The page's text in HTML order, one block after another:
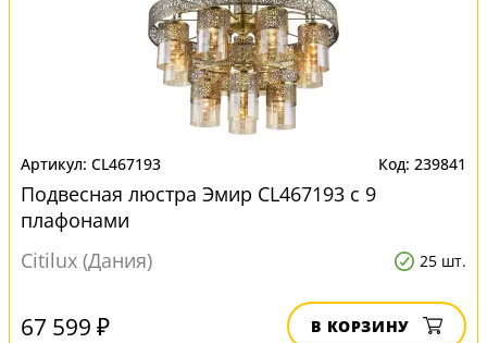
CL467193 239841
Подвесная люстра Эмир CL467193 с 9
плафонами
Citilux (Дания)
25 шт.
67 599 ₽ В КОРЗИНУ